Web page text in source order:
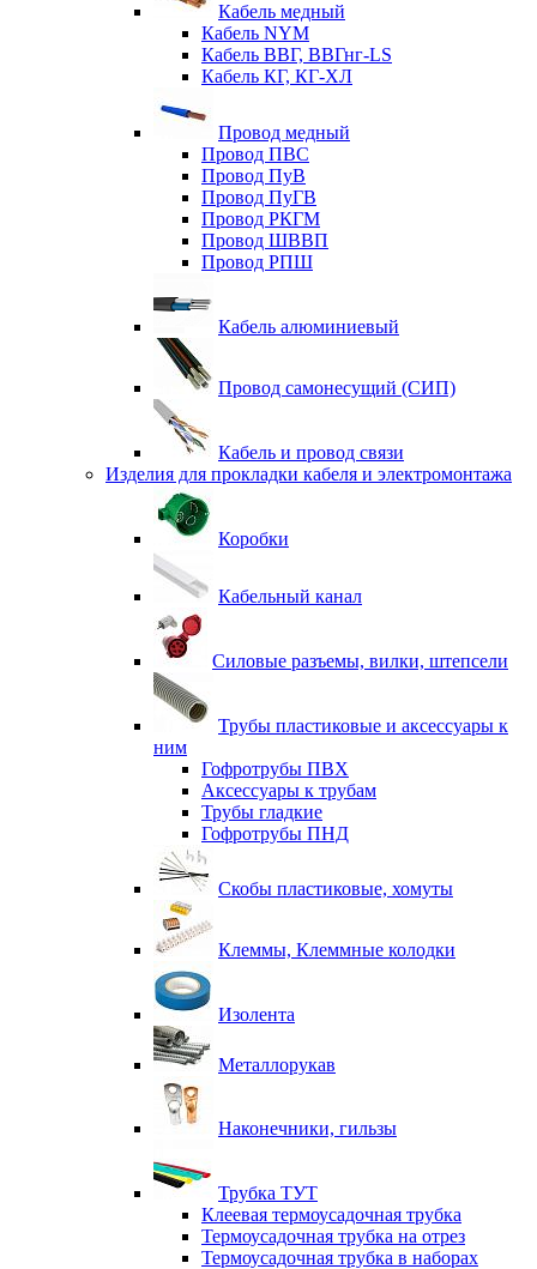
Кабель медный
Кабель NYM
Кабель ВВГ, ВВГнг-LS
Кабель КГ, КГ-ХЛ
Провод медный
Провод ПВС
Провод ПуВ
Провод ПуГВ
Провод РКГМ
Провод ШВВП
Провод РПШ
Кабель алюминиевый
Провод самонесущий (СИП)
Кабель и провод связи
Изделия для прокладки кабеля и электромонтажа
Коробки
Кабельный канал
Силовые разъемы, вилки, штепсели
Трубы пластиковые и аксессуары к
ним
Гофротрубы ПВХ
Аксессуары к трубам
Трубы гладкие
Гофротрубы ПНД
Скобы пластиковые, хомуты
Клеммы, Клеммные колодки
Изолента
Металлорукав
Наконечники, гильзы
Трубка ТУТ
Клеевая термоусадочная трубка
Термоусадочная трубка на отрез
Термоусадочная трубка в наборах